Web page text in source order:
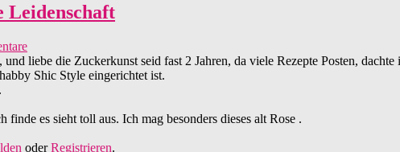
Leidenschaft
liebe die Zuckerkunst seid fast 2 Jahren, da viele Rezepte Posten,
Shic Style eingerichtet ist.
es sieht toll aus. Ich mag besonders dieses alt Rose .
oderRegistrieren.